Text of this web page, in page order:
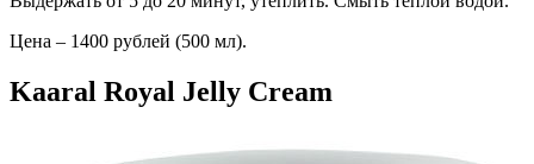
Цена – 1400 рублей (500 мл).
Kaaral Royal Jelly Cream